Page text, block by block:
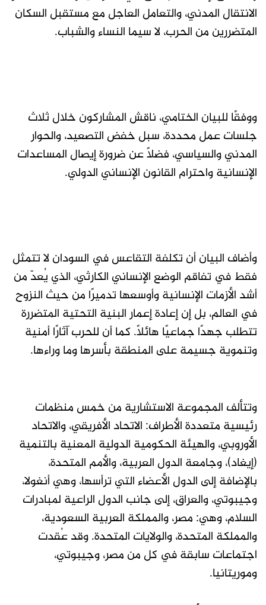
الانتقال المدني، والتعامل العاجل مع مستقبل السكان
المتضررين من الحرب، لا سيما النساء والشباب.
ووفقًا للبيان الختامي، ناقش المشاركون خلال ثلاث
جلسات عمل محددة، سبل خفض التصعيد، والحوار
المدني والسياسي، فضلًا عن ضرورة إيصال المساعدات
الإنسانية واحترام القانون الإنساني الدولي.
وأضاف البيان أن تكلفة التقاعس في السودان لا تتمثل
فقط في تفاقم الوضع الإنساني الكارثي، الذي يُعدّ من
أشد الأزمات الإنسانية وأوسعها تدميرًا من حيث النزوح
في العالم، بل إن إعادة إعمار البنية التحتية المتضررة
تتطلب جهدًا جماعيًا هائلًا. كما أن للحرب آثارًا أمنية
وتنموية جسيمة على المنطقة بأسرها وما وراءها.
وتتألف المجموعة الاستشارية من خمس منظمات
رئيسية متعددة الأطراف: الاتحاد الأفريقي، والاتحاد
الأوروبي، والهيئة الحكومية الدولية المعنية بالتنمية
(إيغاد)، وجامعة الدول العربية، والأمم المتحدة،
بالإضافة إلى الدول الأعضاء التي ترأسها، وهي أنغولا،
وجيبوتي، والعراق، إلى جانب الدول الراعية لمبادرات
السلام، وهي: مصر، والمملكة العربية السعودية،
والمملكة المتحدة، والولايات المتحدة. وقد عُقدت
اجتماعات سابقة في كل من مصر، وجيبوتي،
وموريتانيا.